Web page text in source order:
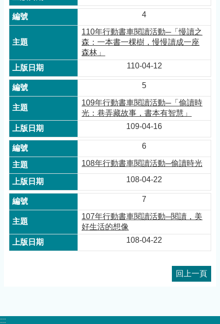
4
110年行動書車閱讀活動─「慢讀之
森：一本書一棵樹，慢慢讀成一座
森林」
110-04-12
5
109年行動書車閱讀活動─「偷讀時
光：巷弄藏故事，書本有智慧」
109-04-16
6
108年行動書車閱讀活動─偷讀時光
108-04-22
7
107年行動書車閱讀活動─閱讀，美
好生活的想像
108-04-22
回上一頁
:::